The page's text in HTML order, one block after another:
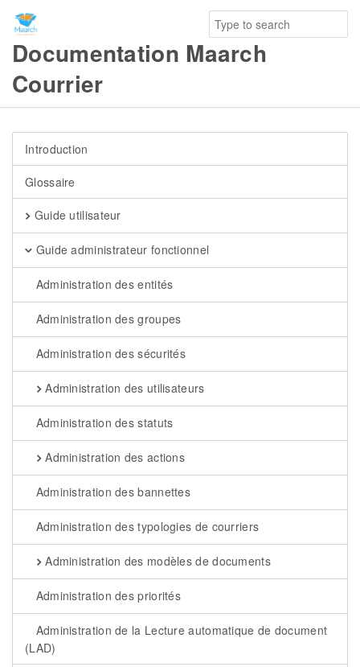
Documentation Maarch
Courrier
Introduction
Glossaire
Guide utilisateur
Guide administrateur fonctionnel
Administration des entités
Administration des groupes
Administration des sécurités
Administration des utilisateurs
Administration des statuts
Administration des actions
Administration des bannettes
Administration des typologies de courriers
Administration des modèles de documents
Administration des priorités
Administration de la Lecture automatique de document
(LAD)